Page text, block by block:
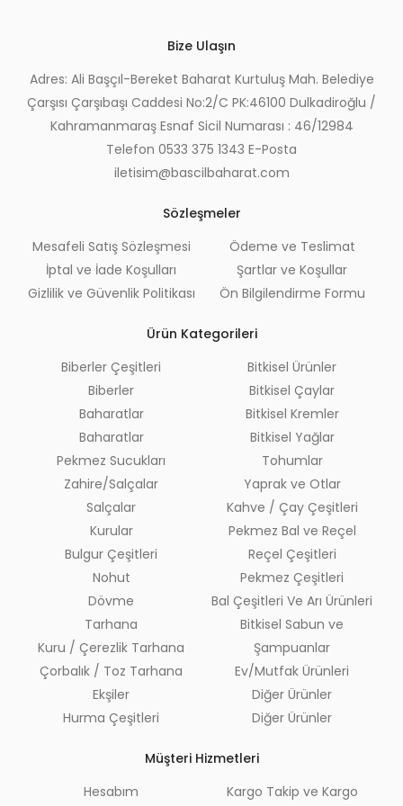
Bize Ulaşın
Adres: Ali Başçıl-Bereket Baharat Kurtuluş Mah. Belediye
Çarşısı Çarşıbaşı Caddesi No:2/C PK:46100 Dulkadiroğlu /
Kahramanmaraş Esnaf Sicil Numarası : 46/12984
Telefon 0533 375 1343 E-Posta
iletisim@bascilbaharat.com
Sözleşmeler
Mesafeli Satış Sözleşmesi
İptal ve İade Koşulları
Gizlilik ve Güvenlik Politikası
Ödeme ve Teslimat
Şartlar ve Koşullar
Ön Bilgilendirme Formu
Ürün Kategorileri
Biberler Çeşitleri
Biberler
Baharatlar
Baharatlar
Pekmez Sucukları
Zahire/Salçalar
Salçalar
Kurular
Bulgur Çeşitleri
Nohut
Dövme
Tarhana
Kuru / Çerezlik Tarhana
Çorbalık / Toz Tarhana
Ekşiler
Hurma Çeşitleri
Bitkisel Ürünler
Bitkisel Çaylar
Bitkisel Kremler
Bitkisel Yağlar
Tohumlar
Yaprak ve Otlar
Kahve / Çay Çeşitleri
Pekmez Bal ve Reçel
Reçel Çeşitleri
Pekmez Çeşitleri
Bal Çeşitleri Ve Arı Ürünleri
Bitkisel Sabun ve
Şampuanlar
Ev/Mutfak Ürünleri
Diğer Ürünler
Diğer Ürünler
Müşteri Hizmetleri
Hesabım
Kargo Takip ve Kargo